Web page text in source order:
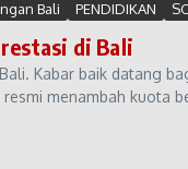
Bali PENDIDIKAN
di Bali
Kabar baik datang
menambah kuota